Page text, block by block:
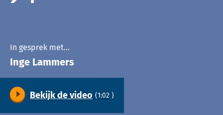
In gesprek met…
Inge Lammers
Bekijk de video (1:02 )